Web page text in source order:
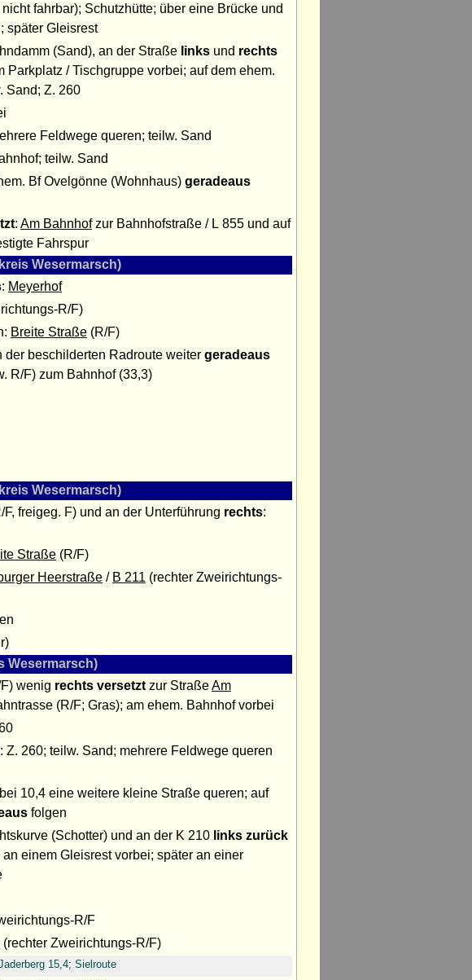
fahrbar); Schutzhütte; über eine Brücke und
später Gleisrest
(Sand), an der Straße links und rechts
/ Tischgruppe vorbei; auf dem ehem.
Sand; Z. 260
Feldwege queren; teilw. Sand
teilw. Sand
Bf Ovelgönne (Wohnhaus) geradeaus
: Am Bahnhofzur Bahnhofstraße / L 855 und auf
Fahrspur
Wesermarsch)
: Meyerhof
R/F)
Breite Straße (R/F)
beschilderten Radroute weiter geradeaus
R/F) zum Bahnhof (33,3)
Wesermarsch)
F, freigeg. F) und an der Unterführung rechts:
Straße (R/F)
Heerstraße / B 211 (rechter Zweirichtungs-
Wesermarsch)
wenig rechts versetzt zur StraßeAm
(R/F; Gras); am ehem. Bahnhof vorbei
260; teilw. Sand; mehrere Feldwege queren
10,4 eine weitere kleine Straße queren; auf
folgen
(Schotter) und an der K 210 links zurück
einem Gleisrest vorbei; später an einer
R/F
(rechter Zweirichtungs-R/F)
15,4; Sielroute